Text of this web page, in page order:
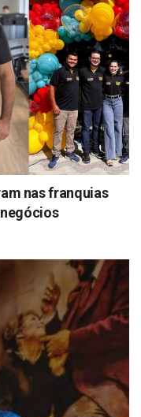
nas franquias